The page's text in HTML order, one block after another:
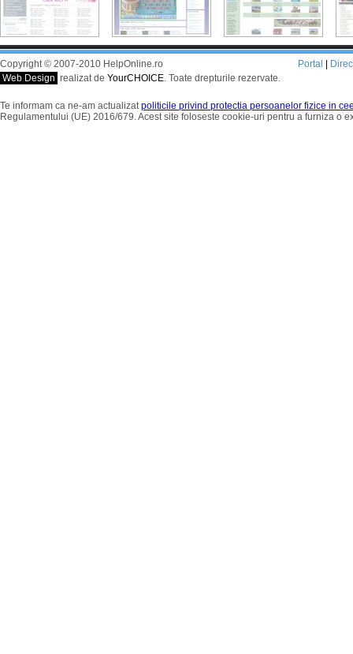
Copyright © 2007-2010 HelpOnline.ro
Web Design realizat de YourCHOICE. Toate drepturile rezervate.
Portal
Te informam ca ne-am actualizatpoliticile privind protectia persoanelor fizice in
Regulamentului (UE) 2016/679. Acest site foloseste cookie-uri pentru a furniza o